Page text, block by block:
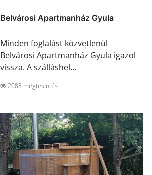
Belvárosi Apartmanház Gyula
Minden foglalást közvetlenül
Belvárosi Apartmanház Gyula igazol
vissza. A szálláshel...
2083 megtekintés